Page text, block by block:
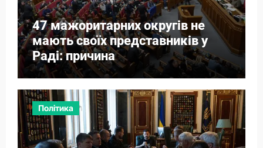
47 мажоритарних округів не
мають своїх представників у
Раді: причина
Політика